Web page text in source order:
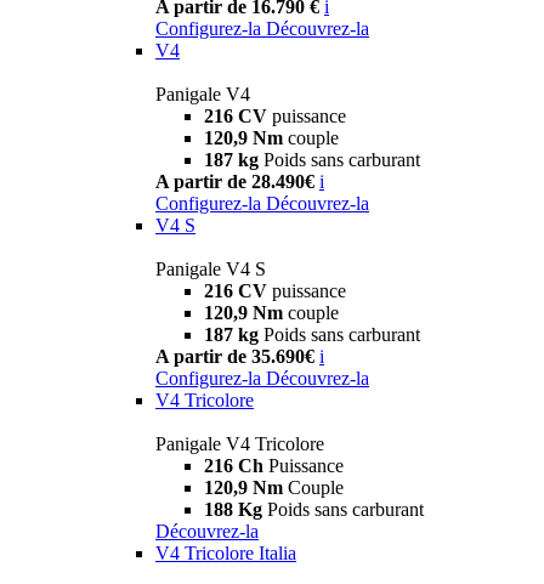
A partir de 16.790 € i
Configurez-la Découvrez-la
V4
Panigale V4
216 CV puissance
120,9 Nm couple
187 kg Poids sans carburant
A partir de 28.490€ i
Configurez-la Découvrez-la
V4 S
Panigale V4 S
216 CV puissance
120,9 Nm couple
187 kg Poids sans carburant
A partir de 35.690€ i
Configurez-la Découvrez-la
V4 Tricolore
Panigale V4 Tricolore
216 Ch Puissance
120,9 Nm Couple
188 Kg Poids sans carburant
Découvrez-la
V4 Tricolore Italia